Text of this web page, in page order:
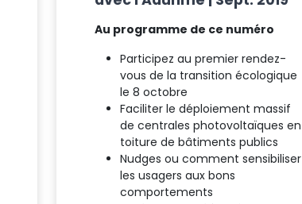
Au programme de ce numéro
Participez au premier rendez-
vous de la transition écologique
le 8 octobre
Faciliter le déploiement massif
de centrales photovoltaïques en
toiture de bâtiments publics
Nudges ou comment sensibiliser
les usagers aux bons
comportements